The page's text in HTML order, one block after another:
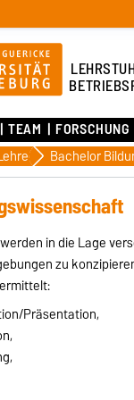
TEAM FORSCHUNG
Bachelor
in die Lage
zu
Präsentation,